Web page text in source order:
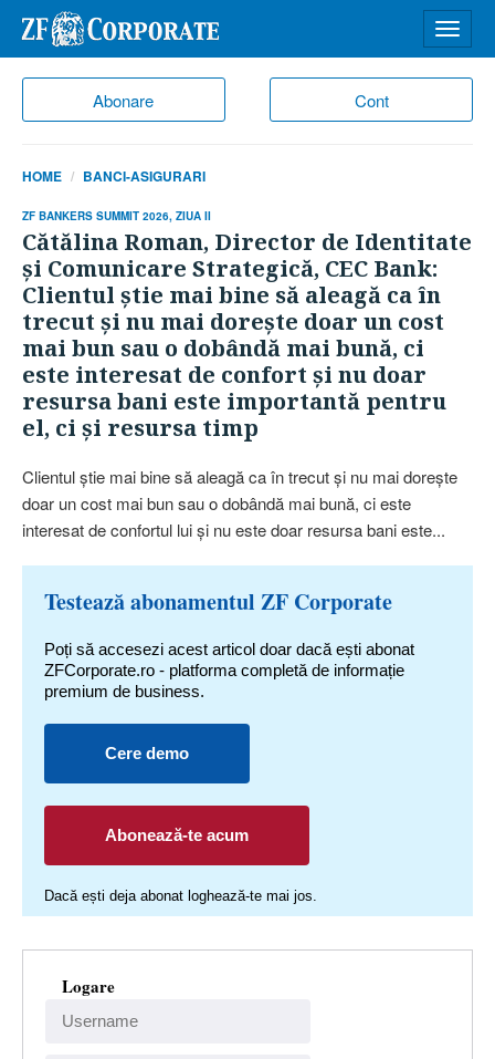
Abonare Cont
meniu
HOME BANCI-ASIGURARI
ZF BANKERS SUMMIT 2026, ZIUA II
Cătălina Roman, Director de Identitate
şi Comunicare Strategică, CEC Bank:
Clientul ştie mai bine să aleagă ca în
trecut şi nu mai doreşte doar un cost
mai bun sau o dobândă mai bună, ci
este interesat de confort şi nu doar
resursa bani este importantă pentru
el, ci şi resursa timp
Clientul ştie mai bine să aleagă ca în trecut şi nu mai doreşte
doar un cost mai bun sau o dobândă mai bună, ci este
interesat de confortul lui şi nu este doar resursa bani este...
Testează abonamentul ZF Corporate
Poți să accesezi acest articol doar dacă ești abonat
ZFCorporate.ro - platforma completă de informație
premium de business.
Cere demo
Abonează-te acum
Dacă ești deja abonat loghează-te mai jos.
Logare